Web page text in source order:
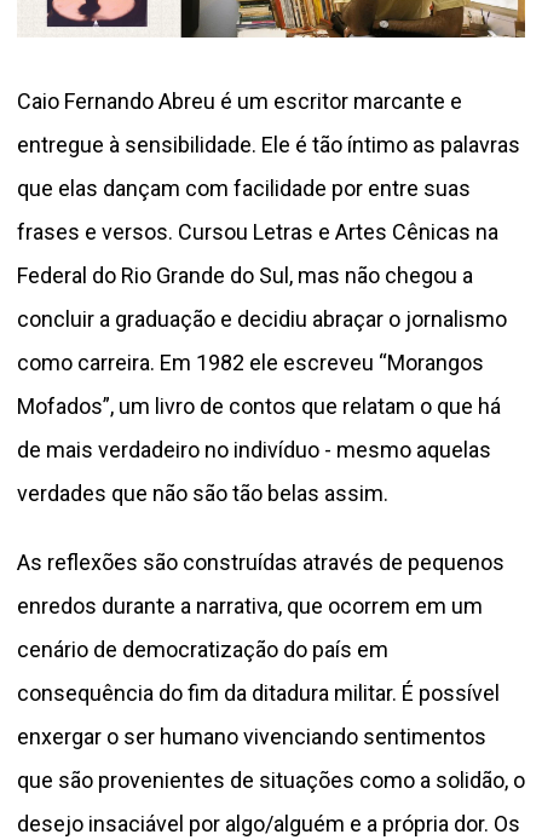
Caio Fernando Abreu é um escritor marcante e
entregue à sensibilidade. Ele é tão íntimo as palavras
que elas dançam com facilidade por entre suas
frases e versos. Cursou Letras e Artes Cênicas na
Federal do Rio Grande do Sul, mas não chegou a
concluir a graduação e decidiu abraçar o jornalismo
como carreira. Em 1982 ele escreveu “Morangos
Mofados”, um livro de contos que relatam o que há
de mais verdadeiro no indivíduo - mesmo aquelas
verdades que não são tão belas assim.
As reflexões são construídas através de pequenos
enredos durante a narrativa, que ocorrem em um
cenário de democratização do país em
consequência do fim da ditadura militar. É possível
enxergar o ser humano vivenciando sentimentos
que são provenientes de situações como a solidão, o
desejo insaciável por algo/alguém e a própria dor. Os